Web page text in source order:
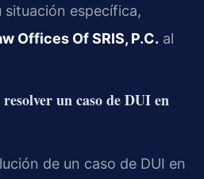
específica,
Offices Of SRIS, P.C. al
un caso de DUI en
de un caso de DUI en